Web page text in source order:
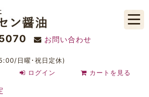
お問い合わせ
日曜･祝日定休)
ログイン カートを見る